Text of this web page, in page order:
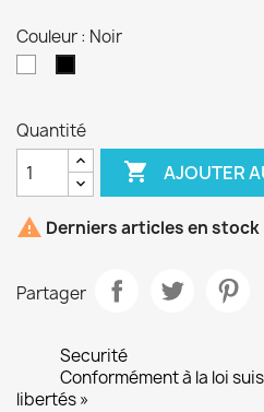
Couleur : Noir
Quantité
 AJOUTER
 Derniers articles en stock
Partager
Securité
Conformément à la loi
libertés »